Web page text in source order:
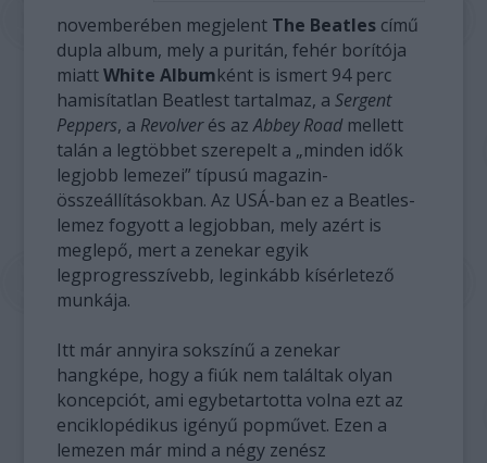
novemberében megjelent The Beatles című
dupla album, mely a puritán, fehér borítója
miattWhite Albumként is ismert 94 perc
hamisítatlan Beatlest tartalmaz, aSergent
Peppers, a Revolverés azAbbey Roadmellett
talán a legtöbbet szerepelt a „minden idők
legjobb lemezei” típusú magazin-
összeállításokban. Az USÁ-ban ez a Beatles-
lemez fogyott a legjobban, mely azért is
meglepő, mert a zenekar egyik
legprogresszívebb, leginkább kísérletező
munkája.
Itt már annyira sokszínű a zenekar
hangképe, hogy a fiúk nem találtak olyan
koncepciót, ami egybetartotta volna ezt az
enciklopédikus igényű popművet. Ezen a
lemezen már mind a négy zenész